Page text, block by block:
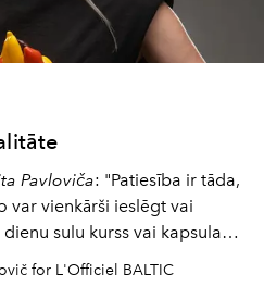
Pavloviča: "Patiesība ir tāda,
var vienkārši ieslēgt vai
sulu kurss vai kapsula
ir nepārtraukts, rūpīgs
katru brīdi. Pretēji
for L'Officiel BALTIC